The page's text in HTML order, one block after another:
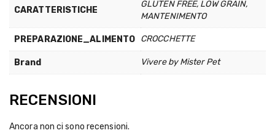
CARATTERISTICHE
GLUTEN FREE, LOW GRAIN,
MANTENIMENTO
PREPARAZIONE_ALIMENTO CROCCHETTE
Brand Vivere by Mister Pet
RECENSIONI
Ancora non ci sono recensioni.